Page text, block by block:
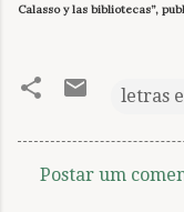
Calasso y las bibliotecas”,
letras
Postar um